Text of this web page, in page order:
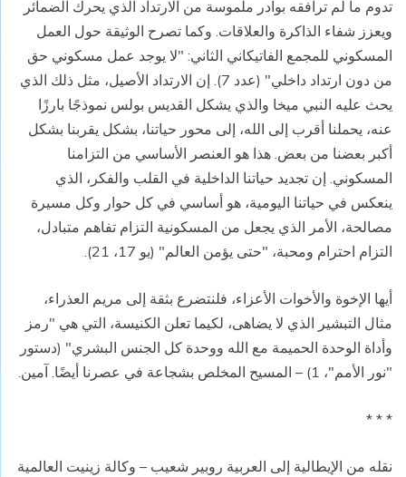
تدوم ما لم ترافقه بوادر ملموسة من الارتداد الذي يحرك الضمائر
ويعزز شفاء الذاكرة والعلاقات. وكما تصرح الوثيقة حول العمل
المسكوني للمجمع الفاتيكاني الثاني: "لا يوجد عمل مسكوني حق
من دون ارتداد داخلي" (عدد 7). إن الارتداد الأصيل، مثل ذلك الذي
يحث عليه النبي ميخا والذي يشكل القديس بولس نموذجًا بارزًا
عنه، يحملنا أقرب إلى الله، إلى محور حياتنا، بشكل يقربنا بشكل
أكبر بعضنا من بعض. هذا هو العنصر الأساسي من التزامنا
المسكوني. إن تجديد حياتنا الداخلية في القلب والفكر، الذي
ينعكس في حياتنا اليومية، هو أساسي في كل حوار وكل مسيرة
مصالحة، الأمر الذي يجعل من المسكونية التزام تفاهم متبادل،
التزام احترام ومحبة، "حتى يؤمن العالم" (يو 17، 21).
أيها الإخوة والأخوات الأعزاء، فلنتضرع بثقة إلى مريم العذراء،
مثال التبشير الذي لا يضاهى، لكيما تعلن الكنيسة، التي هي "رمز
وأداة الوحدة الحميمة مع الله ووحدة كل الجنس البشري" (دستور
"نور الأمم"، 1) – المسيح المخلص بشجاعة في عصرنا أيضًا. آمين.
* * *
نقله من الإيطالية إلى العربية روبير شعيب – وكالة زينيت العالمية